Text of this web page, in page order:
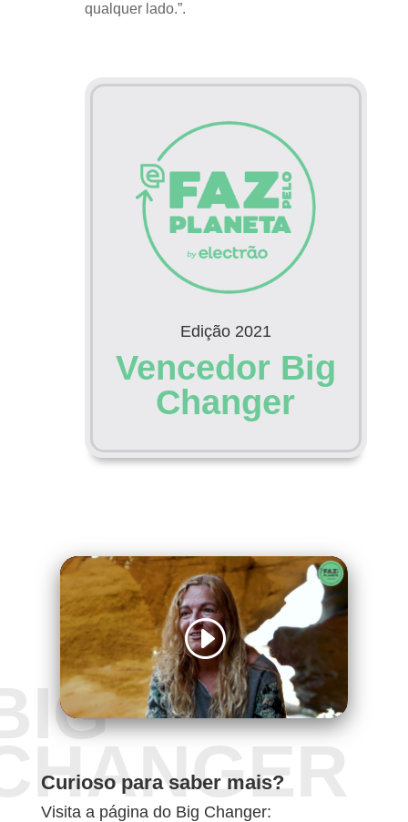
qualquer lado.”.
Edição 2021
Vencedor Big
Changer
Curioso para saber mais?
Visita a página do Big Changer: